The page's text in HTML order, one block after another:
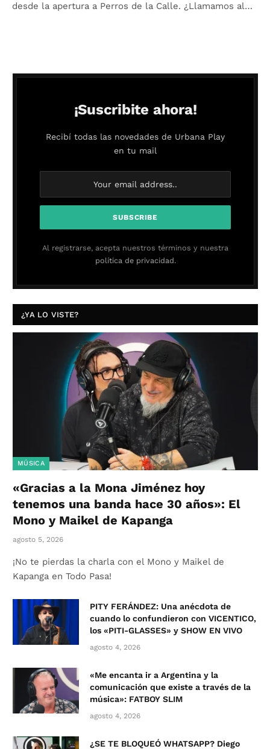
desde la apertura a Perros de la Calle. ¿Llamamos al…
¡Suscribite ahora!
Recibí todas las novedades de Urbana Play
en tu mail
Al registrarse, acepta nuestros términos y nuestra
política de privacidad.
¿YA LO VISTE?
MÚSICA
«Gracias a la Mona Jiménez hoy
tenemos una banda hace 30 años»: El
Mono y Maikel de Kapanga
agosto 5, 2026
¡No te pierdas la charla con el Mono y Maikel de
Kapanga en Todo Pasa!
PITY FERÁNDEZ: Una anécdota de
cuando lo confundieron con VICENTICO,
los «PITI-GLASSES» y SHOW EN VIVO
agosto 4, 2026
«Me encanta ir a Argentina y la
comunicación que existe a través de la
música»: FATBOY SLIM
agosto 4, 2026
¿SE TE BLOQUEÓ WHATSAPP? Diego